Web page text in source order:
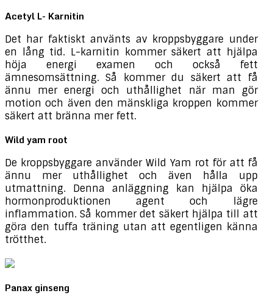
Acetyl L- Karnitin
Det har faktiskt använts av kroppsbyggare under
en lång tid. L-karnitin kommer säkert att hjälpa
höja energi examen och också fett
ämnesomsättning. Så kommer du säkert att få
ännu mer energi och uthållighet när man gör
motion och även den mänskliga kroppen kommer
säkert att bränna mer fett.
Wild yam root
De kroppsbyggare använder Wild Yam rot för att få
ännu mer uthållighet och även hålla upp
utmattning. Denna anläggning kan hjälpa öka
hormonproduktionen agent och lägre
inflammation. Så kommer det säkert hjälpa till att
göra den tuffa träning utan att egentligen känna
trötthet.
Panax ginseng